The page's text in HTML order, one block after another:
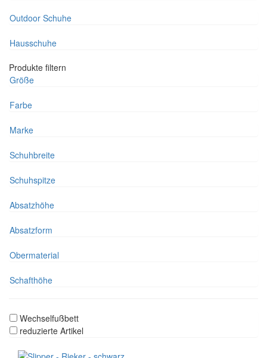
Outdoor Schuhe
Hausschuhe
Produkte filtern
Größe
Farbe
Marke
Schuhbreite
Schuhspitze
Absatzhöhe
Absatzform
Obermaterial
Schafthöhe
Wechselfußbett
reduzierte Artikel